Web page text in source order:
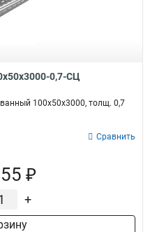
0,7-СЦ
100х50х3000, толщ. 0,7
Сравнить
₽
+